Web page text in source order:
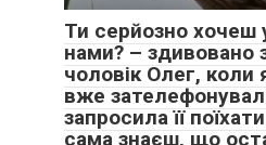
Ти серйозно хочеш
нами? – здивовано
чоловік Олег, коли
вже
запросила її
сама знаєш, що